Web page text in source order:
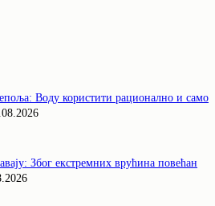
Воду користити рационално и само
Због екстремних врућина повећан